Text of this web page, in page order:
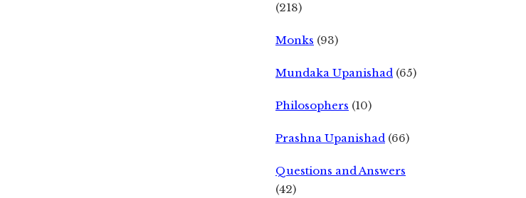
(218)
Monks (93)
Mundaka Upanishad (65)
Philosophers (10)
Prashna Upanishad (66)
Questions and Answers
(42)